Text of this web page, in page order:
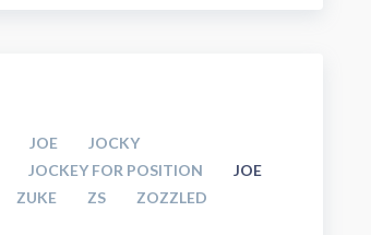
JOE
JOCKY
JOCKEY FOR POSITION
JOE
ZUKE ZS
ZOZZLED